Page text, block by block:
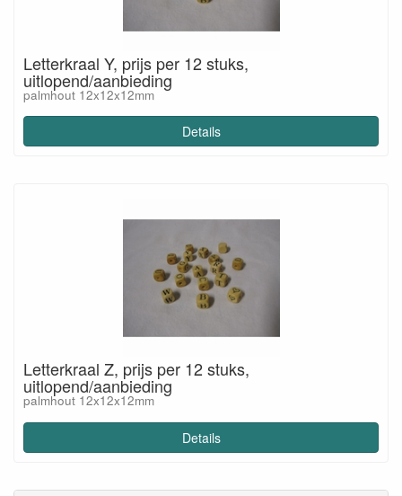
Letterkraal Y, prijs per 12 stuks,
uitlopend/aanbieding
palmhout 12x12x12mm
Details
Letterkraal Z, prijs per 12 stuks,
uitlopend/aanbieding
palmhout 12x12x12mm
Details